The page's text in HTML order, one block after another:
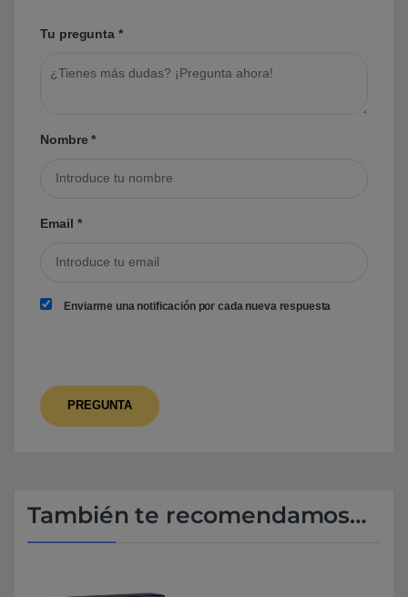
Tu pregunta *
Nombre*
Email *
Enviarme una notificación por cada nueva respuesta
También te recomendamos…